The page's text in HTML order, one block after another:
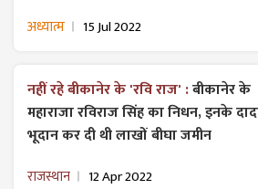
अध्यात्म 15 Jul 2022
नहीं रहे बीकानेर के 'रवि राज' :बीकानेर के
महाराजा रविराज सिंह का निधन, इनके
भूदान कर दी थी लाखों बीघा जमीन
राजस्थान 12 Apr 2022